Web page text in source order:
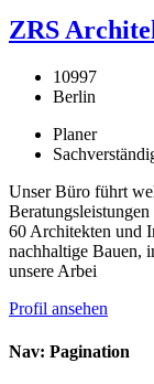
ZRS
10997
Berlin
Planer
Unser Büro führt
60 Architekten und
nachhaltige Bauen,
unsere Arbei
Profil ansehen
Nav: Pagination